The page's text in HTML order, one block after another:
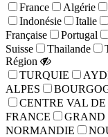
France
Algérie
Indonésie
Italie
Française
Portugal
Suisse
Thailande
Région
TURQUIE
ALPES
CENTRE VAL
FRANCE
GRAND
NORMANDIE